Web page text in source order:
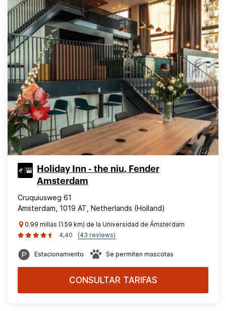
Holiday Inn - the niu, Fender
Amsterdam
Cruquiusweg 61
Amsterdam, 1019 AT, Netherlands (Holland)
0.99 millas (1.59 km) de la Universidad de Ámsterdam
4,40
(43 reviews)
Estacionamiento Se permiten mascotas
CONSULTAR TARIFAS